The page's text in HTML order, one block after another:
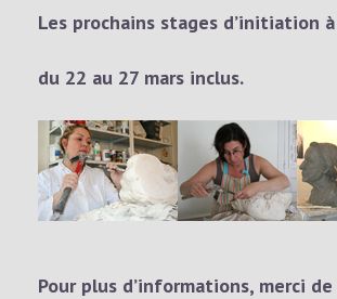
Les prochains stages d’initiation
du 22 au 27 mars inclus.
Pour plus d’informations, merci